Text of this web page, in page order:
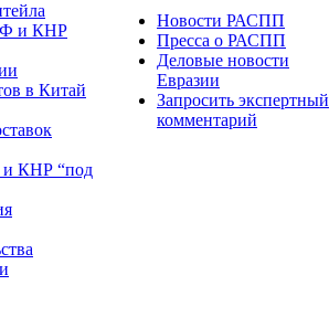
и КНР
в Китай
и КНР “под
Новости РАСПП
Пресса о РАСПП
Деловые новости
Евразии
Запросить экспертный
комментарий